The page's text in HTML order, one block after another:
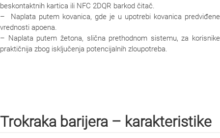
beskontaktnih kartica ili NFC 2DQR barkod čitač.
– Naplata putem kovanica, gde je u upotrebi kovanica predviđene
vrednosti apoena.
– Naplata putem žetona, slična prethodnom sistemu, za korisnike
praktičnija zbog isključenja potencijalnih zloupotreba.
Trokraka barijera – karakteristike